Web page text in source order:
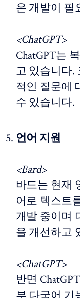
은 개발이 필
<ChatGPT>
ChatGPT는
고 있습니다.
적인 질문에
수 있습니다.
언어 지원
<Bard>
바드는 현재
어로 텍스트
개발 중이며
을 개선하고
<ChatGPT>
반면